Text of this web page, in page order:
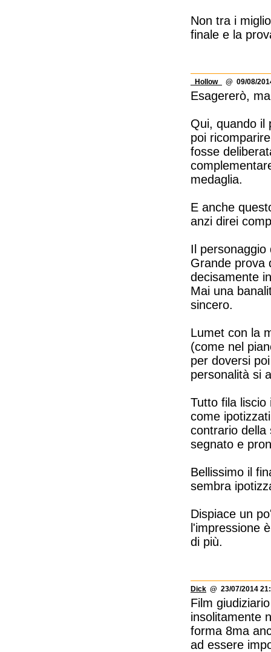
Non tra i
finale e la
_Hollow_ @ 09/08/
Esagererò,
Qui, quando il
poi
fosse
medaglia.
E anche
anzi direi
Il personaggio
Grande prova
decisamente
Mai una
sincero.
Lumet con la
(come nel
per doversi
personalità si
Tutto fila
come
contrario della
segnato e
Bellissimo il
sembra
Dispiace un
l'impressione
di più.
Dick @ 23/07/2014
Film
insolitamente
forma 8ma
ad essere